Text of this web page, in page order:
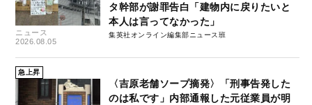
ニュース
2026.08.05
タ幹部が謝罪告白「建物内に戻りたいと
本人は言ってなかった」
集英社オンライン編集部ニュース班
急上昇
〈吉原老舗ソープ摘発〉「刑事告発した
のは私です」内部通報した元従業員が明